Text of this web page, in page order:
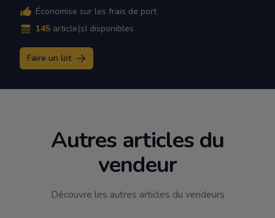
Économise sur les frais de port
145 article(s) disponibles
Faire un lot
Autres articles du
vendeur
Découvre les autres articles du vendeurs